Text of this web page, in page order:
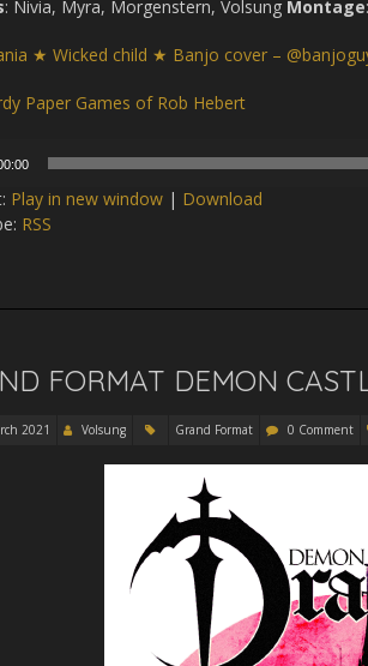
: Nivia, Myra, Morgenstern, Volsung Montage
★ Wicked child ★ Banjo cover –
Paper Games of Rob Hebert
Play in new window | Download
RSS
FORMAT DEMON
2021 Volsung Grand Format 0 Comment